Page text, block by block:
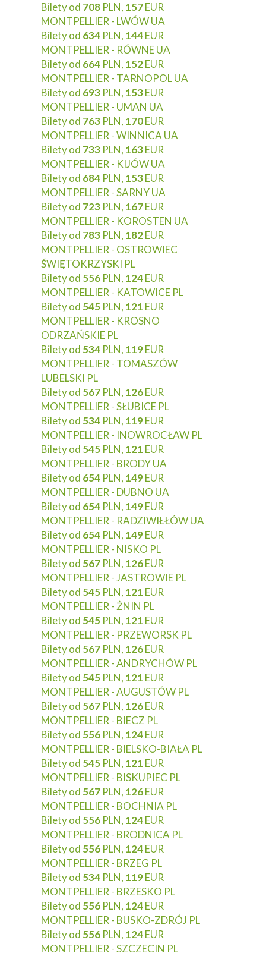
Bilety od 708 PLN, 157EUR
MONTPELLIER - LWÓW UA
Bilety od 634 PLN, 144EUR
MONTPELLIER - RÓWNE UA
Bilety od 664 PLN, 152EUR
MONTPELLIER - TARNOPOL UA
Bilety od 693 PLN, 153EUR
MONTPELLIER - UMAN UA
Bilety od 763 PLN, 170EUR
MONTPELLIER - WINNICA UA
Bilety od 733 PLN, 163EUR
MONTPELLIER - KIJÓW UA
Bilety od 684 PLN, 153EUR
MONTPELLIER - SARNY UA
Bilety od 723 PLN, 167EUR
MONTPELLIER - KOROSTEN UA
Bilety od 783 PLN, 182EUR
MONTPELLIER - OSTROWIEC
ŚWIĘTOKRZYSKI PL
Bilety od 556 PLN, 124EUR
MONTPELLIER - KATOWICE PL
Bilety od 545 PLN, 121 EUR
MONTPELLIER - KROSNO
ODRZAŃSKIE PL
Bilety od 534 PLN, 119EUR
MONTPELLIER - TOMASZÓW
LUBELSKI PL
Bilety od 567 PLN, 126EUR
MONTPELLIER - SŁUBICE PL
Bilety od 534 PLN, 119EUR
MONTPELLIER - INOWROCŁAW PL
Bilety od 545 PLN, 121 EUR
MONTPELLIER - BRODY UA
Bilety od 654 PLN, 149EUR
MONTPELLIER - DUBNO UA
Bilety od 654 PLN, 149EUR
MONTPELLIER - RADZIWIŁŁÓW UA
Bilety od 654 PLN, 149EUR
MONTPELLIER - NISKO PL
Bilety od 567 PLN, 126EUR
MONTPELLIER - JASTROWIE PL
Bilety od 545 PLN, 121 EUR
MONTPELLIER - ŻNIN PL
Bilety od 545 PLN, 121 EUR
MONTPELLIER - PRZEWORSK PL
Bilety od 567 PLN, 126EUR
MONTPELLIER - ANDRYCHÓW PL
Bilety od 545 PLN, 121 EUR
MONTPELLIER - AUGUSTÓW PL
Bilety od 567 PLN, 126EUR
MONTPELLIER - BIECZ PL
Bilety od 556 PLN, 124EUR
MONTPELLIER - BIELSKO-BIAŁA PL
Bilety od 545 PLN, 121 EUR
MONTPELLIER - BISKUPIEC PL
Bilety od 567 PLN, 126EUR
MONTPELLIER - BOCHNIA PL
Bilety od 556 PLN, 124EUR
MONTPELLIER - BRODNICA PL
Bilety od 556 PLN, 124EUR
MONTPELLIER - BRZEG PL
Bilety od 534 PLN, 119EUR
MONTPELLIER - BRZESKO PL
Bilety od 556 PLN, 124EUR
MONTPELLIER - BUSKO-ZDRÓJ PL
Bilety od 556 PLN, 124EUR
MONTPELLIER - SZCZECIN PL